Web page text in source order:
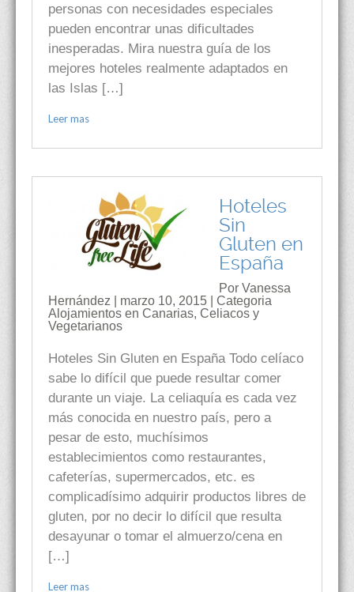
personas con necesidades especiales
pueden encontrar unas dificultades
inesperadas. Mira nuestra guía de los
mejores hoteles realmente adaptados en
las Islas […]
Leer mas
Hoteles
Sin
Gluten en
España
Por Vanessa
Hernández | marzo 10, 2015 | Categoria
Alojamientos en Canarias, Celiacos y
Vegetarianos
Hoteles Sin Gluten en España Todo celíaco
sabe lo difícil que puede resultar comer
durante un viaje. La celiaquía es cada vez
más conocida en nuestro país, pero a
pesar de esto, muchísimos
establecimientos como restaurantes,
cafeterías, supermercados, etc. es
complicadísimo adquirir productos libres de
gluten, por no decir lo difícil que resulta
desayunar o tomar el almuerzo/cena en
[…]
Leer mas